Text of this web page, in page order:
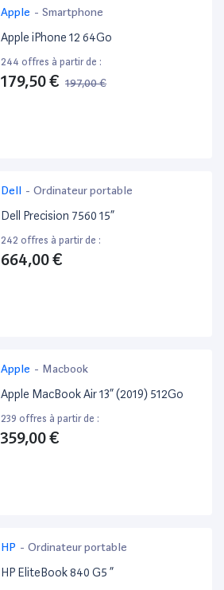
Apple - Smartphone
Apple iPhone 12 64Go
244 offres à partir de :
179,50 € 197,00 €
Dell - Ordinateur portable
Dell Precision 7560 15”
242 offres à partir de :
664,00 €
Apple - Macbook
Apple MacBook Air 13” (2019) 512Go
239 offres à partir de :
359,00 €
HP - Ordinateur portable
HP EliteBook 840 G5 ”